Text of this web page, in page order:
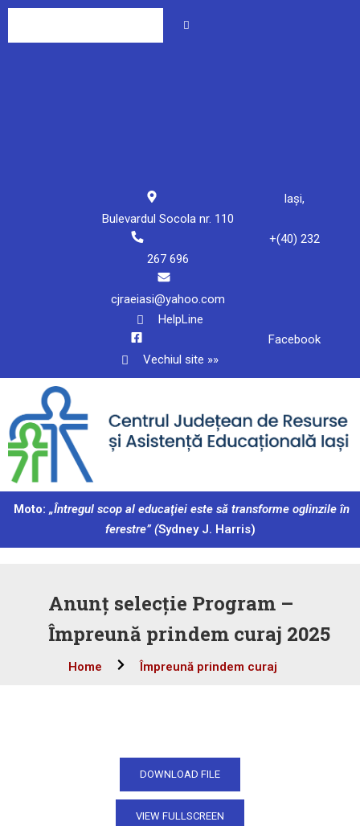
Iași,
Bulevardul Socola nr. 110
+(40) 232
267 696
cjraeiasi@yahoo.com
HelpLine
Facebook
Vechiul site »»
Moto: „Întregul scop al educaţiei este să transforme oglinzile în
ferestre” (Sydney J. Harris)
Anunț selecție Program –
Împreună prindem curaj 2025
Home Împreună prindem curaj
DOWNLOAD FILE
VIEW FULLSCREEN